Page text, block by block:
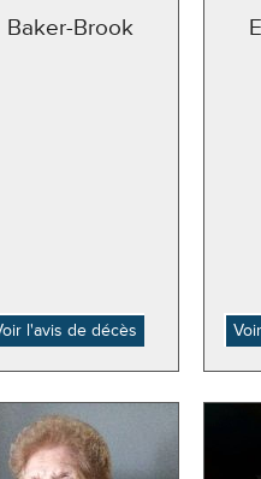
Baker-Brook
l'avis de décès